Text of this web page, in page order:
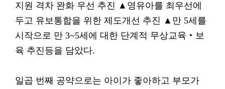
지원 격차 완화 우선 추진 ▲영유아를 최우선에
두고 유보통합을 위한 제도개선 추진 ▲만 5세를
시작으로 만 3~5세에 대한 단계적 무상교육‧보
육 추진등을 담았다.
일곱 번째 공약으로는 아이가 좋아하고 부모가